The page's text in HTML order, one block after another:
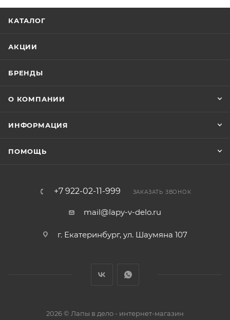
КАТАЛОГ
АКЦИИ
БРЕНДЫ
О КОМПАНИИ
ИНФОРМАЦИЯ
ПОМОЩЬ
+7 922-02-11-999 ЗАКАЗАТЬ ЗВОНОК
mail@lapy-v-delo.ru
г. Екатеринбург, ул. Шаумяна 107
2026 © Лапы в дело - интернет-магазин